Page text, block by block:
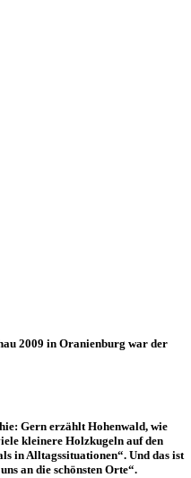
2009 in Oranienburg war der
Gern erzählt Hohenwald, wie
kleinere Holzkugeln auf den
in Alltagssituationen“. Und das ist
an die schönsten Orte“.